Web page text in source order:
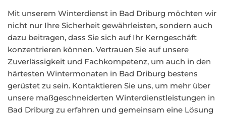
Mit unserem Winterdienst in Bad Driburg möchten wir
nicht nur Ihre Sicherheit gewährleisten, sondern auch
dazu beitragen, dass Sie sich auf Ihr Kerngeschäft
konzentrieren können. Vertrauen Sie auf unsere
Zuverlässigkeit und Fachkompetenz, um auch in den
härtesten Wintermonaten in Bad Driburg bestens
gerüstet zu sein. Kontaktieren Sie uns, um mehr über
unsere maßgeschneiderten Winterdienstleistungen in
Bad Driburg zu erfahren und gemeinsam eine Lösung